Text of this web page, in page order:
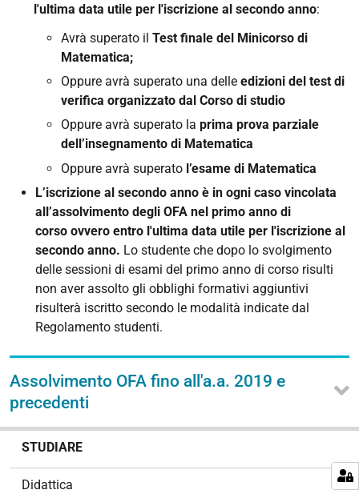
l'ultima data utile per l'iscrizione al secondo anno:
Avrà superato il Test finale del Minicorso di
Matematica;
Oppure avrà superato una delle edizioni del test di
verifica organizzato dal Corso di studio
Oppure avrà superato la prima prova parziale
dell’insegnamento di Matematica
Oppure avrà superato l’esame di Matematica
L’iscrizione al secondo anno è in ogni caso vincolata
all’assolvimento degli OFA nel primo anno di
corso ovvero entro l'ultima data utile per l'iscrizione al
secondo anno. Lo studente che dopo lo svolgimento
delle sessioni di esami del primo anno di corso risulti
non aver assolto gli obblighi formativi aggiuntivi
risulterà iscritto secondo le modalità indicate dal
Regolamento studenti.
Assolvimento OFA fino all'a.a. 2019 e
precedenti
STUDIARE
Didattica